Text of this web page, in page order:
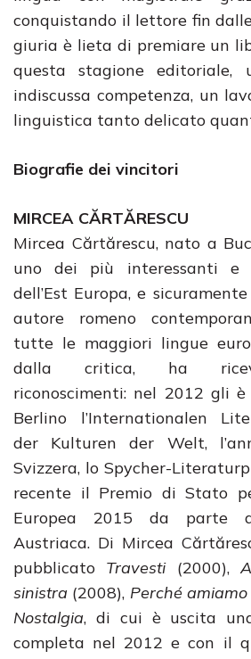
conquistando il lettore fin
giuria è lieta di premiare un
questa stagione
indiscussa competenza, un
linguistica tanto delicato
Biografie dei vincitori
MIRCEA CĂRTĂRESCU
Mircea Cărtărescu, nato a
uno dei più interessanti e
dell’Est Europa, e
autore romeno
tutte le maggiori lingue
dalla critica, ha
riconoscimenti: nel 2012 gli
Berlino l’Internationalen
der Kulturen der Welt,
Svizzera, lo Spycher-
recente il Premio di Stato
Europea 2015 da parte
Austriaca. Di Mircea
pubblicato Travesti (2000),
sinistra (2008), Perché
Nostalgia, di cui è uscita
completa nel 2012 e con il